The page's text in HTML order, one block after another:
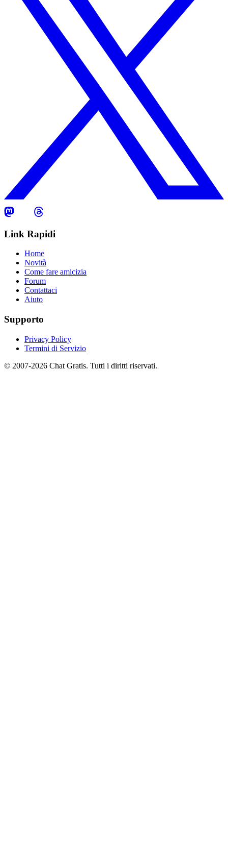
Link Rapidi
Home
Novità
Come fare amicizia
Forum
Contattaci
Aiuto
Supporto
Privacy Policy
Termini di Servizio
© 2007-2026 Chat Gratis. Tutti i diritti riservati.